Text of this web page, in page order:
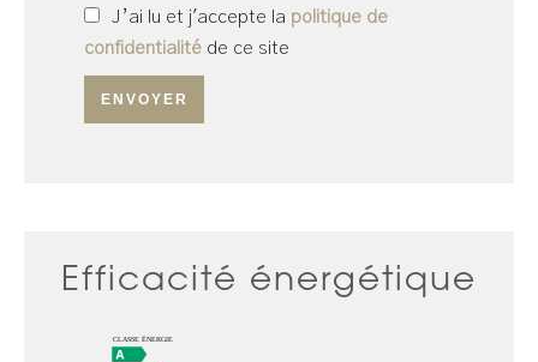
J’ai lu et j'accepte la politique de
confidentialité de ce site
ENVOYER
Efficacité énergétique